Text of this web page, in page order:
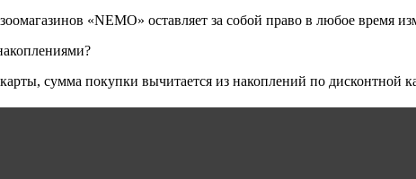
«NEMO» оставляет за собой право в любое время
сумма покупки вычитается из накоплений по дисконтной